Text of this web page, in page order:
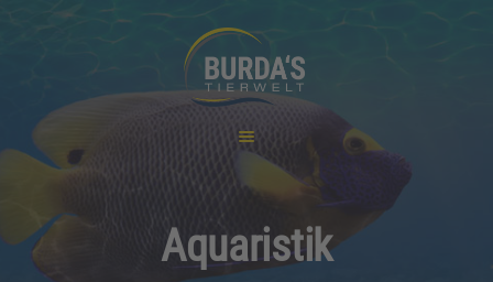
Aquaristik
HOME
GARTENTEICH
TIERE
KATZEN
HUNDE
NACHHALTIGKEIT